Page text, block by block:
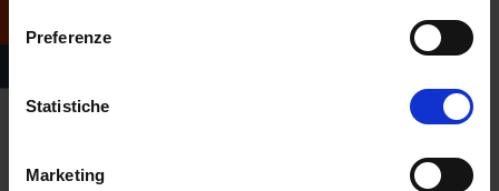
Preferenze
Statistiche
Marketing
richiedi informazioni
sull’offerta formativa